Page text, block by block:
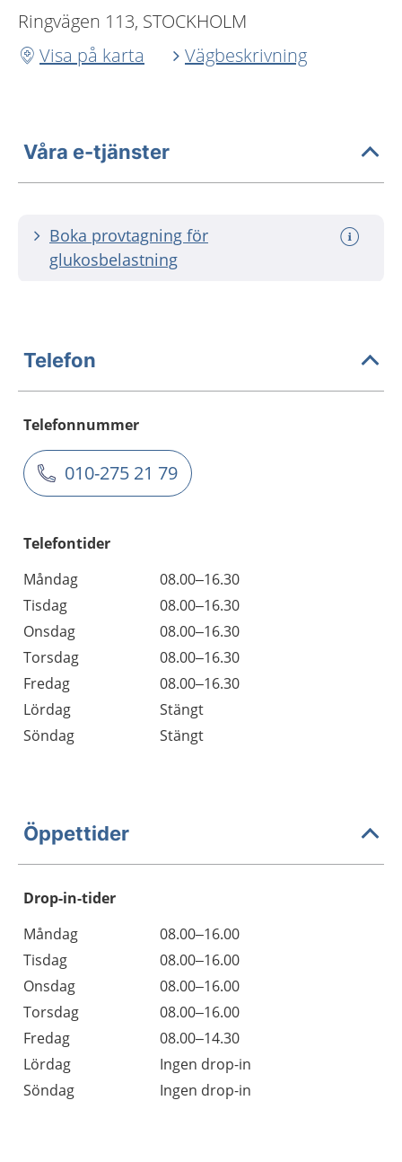
Ringvägen 113, STOCKHOLM
Visa på karta
Vägbeskrivning
Våra e-tjänster
Boka provtagning för
glukosbelastning
Telefon
Telefonnummer
010-275 21 79
Telefontider
Måndag
08.00–16.30
Tisdag
08.00–16.30
Onsdag
08.00–16.30
Torsdag
08.00–16.30
Fredag
08.00–16.30
Lördag
Stängt
Söndag
Stängt
Öppettider
Drop-in-tider
Måndag
08.00–16.00
Tisdag
08.00–16.00
Onsdag
08.00–16.00
Torsdag
08.00–16.00
Fredag
08.00–14.30
Lördag
Ingen drop-in
Söndag
Ingen drop-in